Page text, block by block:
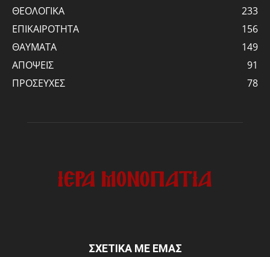
ΘΕΟΛΟΓΙΚΑ
233
ΕΠΙΚΑΙΡΟΤΗΤΑ
156
ΘΑΥΜΑΤΑ
149
ΑΠΟΨΕΙΣ
91
ΠΡΟΣΕΥΧΕΣ
78
ΣΧΕΤΙΚΑ ΜΕ ΕΜΑΣ